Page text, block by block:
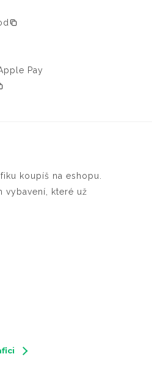
Pay
koupíš na eshopu.
vybavení, které už